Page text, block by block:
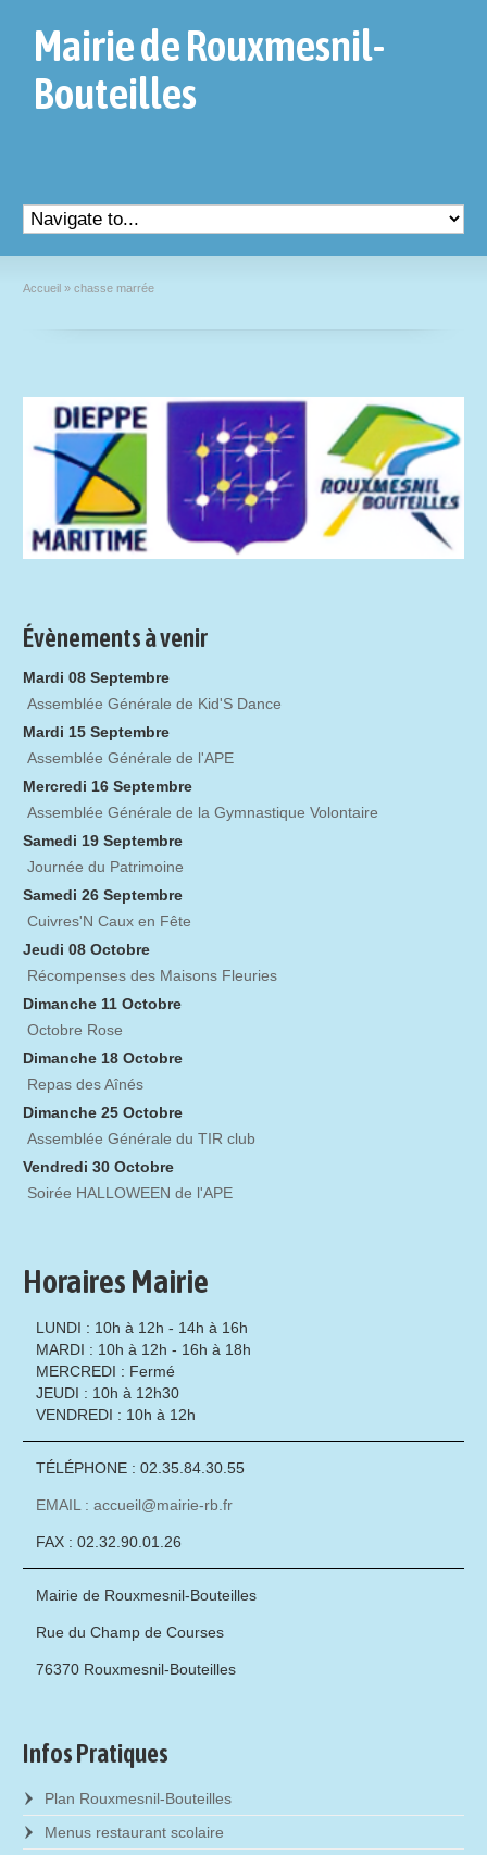
Mairie de Rouxmesnil-
Bouteilles
Accueil » chasse marrée
Évènements à venir
Mardi 08 Septembre
Assemblée Générale de Kid'S Dance
Mardi 15 Septembre
Assemblée Générale de l'APE
Mercredi 16 Septembre
Assemblée Générale de la Gymnastique Volontaire
Samedi 19 Septembre
Journée du Patrimoine
Samedi 26 Septembre
Cuivres'N Caux en Fête
Jeudi 08 Octobre
Récompenses des Maisons Fleuries
Dimanche 11 Octobre
Octobre Rose
Dimanche 18 Octobre
Repas des Aînés
Dimanche 25 Octobre
Assemblée Générale du TIR club
Vendredi 30 Octobre
Soirée HALLOWEEN de l'APE
Horaires Mairie
LUNDI : 10h à 12h - 14h à 16h
MARDI : 10h à 12h - 16h à 18h
MERCREDI : Fermé
JEUDI : 10h à 12h30
VENDREDI : 10h à 12h
TÉLÉPHONE : 02.35.84.30.55
EMAIL : accueil@mairie-rb.fr
FAX : 02.32.90.01.26
Mairie de Rouxmesnil-Bouteilles
Rue du Champ de Courses
76370 Rouxmesnil-Bouteilles
Infos Pratiques
Plan Rouxmesnil-Bouteilles
Menus restaurant scolaire